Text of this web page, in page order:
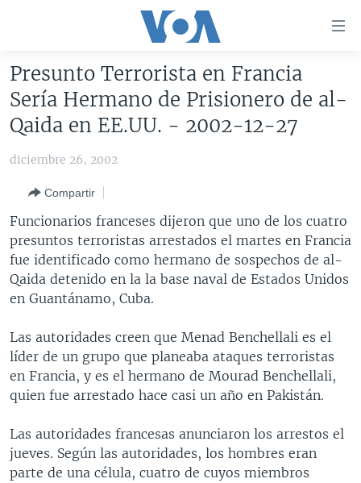
accesibilidad
contenido
Salte
principal
Salte
búsqueda
AMÉRICA DEL NORTE
EEUU
ELECCIONES EEUU 2024
VOA VERIFICA INMIGRACIÓN
VOA VERIFICA AMÉRICA LATINA
ARGENTINA
BOLIVIA
COLOMBIA
CHILE
ECUADOR
VENEZUELA
BRASIL
CHINA EN AMÉRICA LATINA
CENTROAMÉRICA
COSTA RICA
EL SALVADOR
HONDURAS
NICARAGUA
OTRAS SECCIONES
INMIGRACIÓN
MUNDO
ECONOMÍA
ENTRETENIMIENTO Y CULTURA
TECNOLOGÍA
DEPORTES
ESPECIALES DE LA VOA
UCRANIA
MULTIMEDIA
VIDEOS
FOTOGRAFÍA
AUDIOS
PROGRAMAS TV
EL MUNDO AL DÍA
FORO INTERAMERICANO
RADIO
AVANCE INFORMATIVO
DIRECT
Presunto Terrorista en Francia
Sería Hermano de Prisionero de al-
Qaida en EE.UU. - 2002-12-27
diciembre 26, 2002
Compartir
Funcionarios franceses dijeron que uno de los cuatro
presuntos terroristas arrestados el martes en Francia
fue identificado como hermano de sospechos de al-
Qaida detenido en la la base naval de Estados Unidos
en Guantánamo, Cuba.
Las autoridades creen que Menad Benchellali es el
líder de un grupo que planeaba ataques terroristas
en Francia, y es el hermano de Mourad Benchellali,
quien fue arrestado hace casi un año en Pakistán.
Las autoridades francesas anunciaron los arrestos el
jueves. Según las autoridades, los hombres eran
parte de una célula, cuatro de cuyos miembros